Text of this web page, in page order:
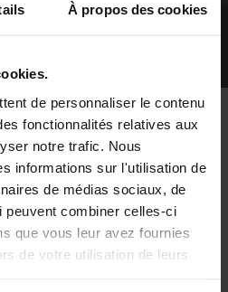
À propos des cookies
de personnaliser le contenu
fonctionnalités relatives aux
notre trafic. Nous
informations sur l'utilisation de
de médias sociaux, de
peuvent combiner celles-ci
que vous leur avez fournies
de votre utilisation de leurs
extranet par participant
avec expertises,
le formateur, …)